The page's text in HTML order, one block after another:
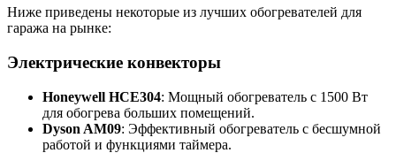
Ниже приведены некоторые из лучших обогревателей для
гаража на рынке:
Электрические конвекторы
Honeywell HCE304: Мощный обогреватель с 1500 Вт
для обогрева больших помещений.
Dyson AM09: Эффективный обогреватель с бесшумной
работой и функциями таймера.